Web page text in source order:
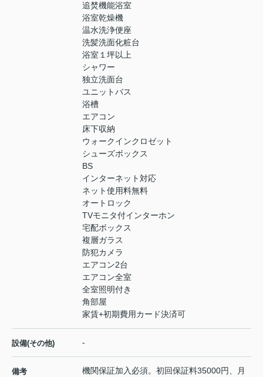
追焚機能浴室
浴室乾燥機
温水洗浄便座
洗髪洗面化粧台
浴室１坪以上
シャワー
独立洗面台
ユニットバス
浴槽
エアコン
床下収納
ウォークインクロゼット
シューズボックス
BS
インターネット対応
ネット使用料無料
オートロック
TVモニタ付インターホン
宅配ボックス
複層ガラス
防犯カメラ
エアコン2台
エアコン全室
全室照明付き
角部屋
家賃+初期費用カード決済可
設備(その他) -
備考
機関保証加入必須。初回保証料35000円、月